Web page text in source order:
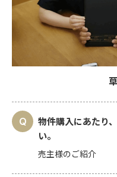
物件購入にあたり
い。
売主様のご紹介